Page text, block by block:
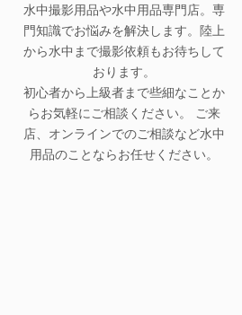
水中撮影用品や水中用品専門店。専
門知識でお悩みを解決します。陸上
から水中まで撮影依頼もお待ちして
おります。
初心者から上級者まで些細なことか
らお気軽にご相談ください。 ご来
店、オンラインでのご相談など水中
用品のことならお任せください。